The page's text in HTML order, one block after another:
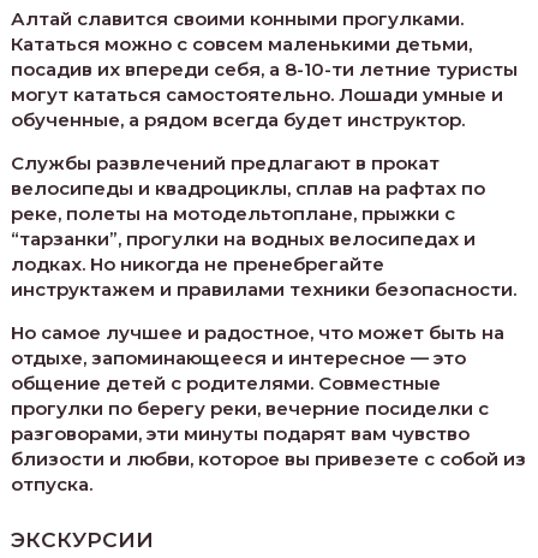
Алтай славится своими конными прогулками.
Кататься можно с совсем маленькими детьми,
посадив их впереди себя, а 8-10-ти летние туристы
могут кататься самостоятельно. Лошади умные и
обученные, а рядом всегда будет инструктор.
Службы развлечений предлагают в прокат
велосипеды и квадроциклы, сплав на рафтах по
реке, полеты на мотодельтоплане, прыжки с
“тарзанки”, прогулки на водных велосипедах и
лодках. Но никогда не пренебрегайте
инструктажем и правилами техники безопасности.
Но самое лучшее и радостное, что может быть на
отдыхе, запоминающееся и интересное — это
общение детей с родителями. Совместные
прогулки по берегу реки, вечерние посиделки с
разговорами, эти минуты подарят вам чувство
близости и любви, которое вы привезете с собой из
отпуска.
ЭКСКУРСИИ